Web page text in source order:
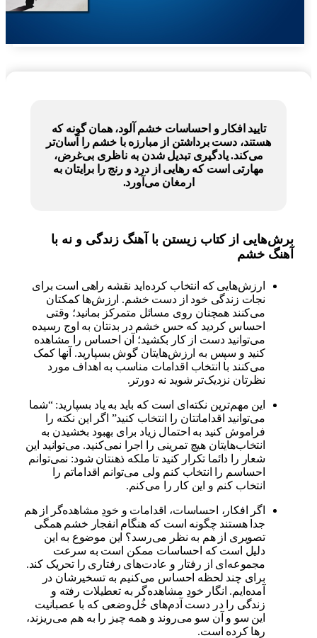
تایید افکار و احساسات خشم آلود، همان گونه که
هستند، دست برداشتن از مبارزه با خشم را آسان‌تر
می‌کند. یادگیری تبدیل شدن به ناظری بی‌غرض،
مهارتی است که رهایی از درد و رنج را برایتان به
ارمغان می‌آورد.
برش‌هایی از کتاب زیستن با آهنگ زندگی و نه با
آهنگ خشم
ارزش‌هایی که انتخاب کرده‌اید نقشه راهی است برای
نجات زندگی خود از دست خشم. ارزش‌ها کمکتان
می‌کنند همچنان روی مسائل متمرکز بمانید؛ وقتی
احساس کردید که حس خشم در بدنتان به اوج رسیده
می‌توانید دست از کار بکشید؛ آن احساس را مشاهده
کنید و سپس به ارزش‌هایتان گوش بسپارید. آنها کمک
می‌کنند با انتخاب اقدامات مناسب به اهداف مورد
نظرتان نزدیک‌تر شوید نه دورتر.
این مهم‌ترین نکته‌ای است که باید به یاد بسپارید: “شما
می‌توانید اقداماتتان را انتخاب کنید” اگر این نکته را
فراموش کنید به احتمال زیاد برای بهبود بخشیدن به
انتخاب‌هایتان هیچ تمرینی را اجرا نمی‌کنید. می‌توانید این
شعار را دائما تکرار کنید تا ملکه ذهنتان شود: نمی‌توانم
احساسم را انتخاب کنم ولی می‌توانم اقداماتم را
انتخاب کنم و این کار را می‌کنم.
اگر افکار، احساسات، اقدامات و خودِ مشاهده‌گر از هم
جدا هستند چگونه است که هنگام انفجار خشم همگی
تصویری از هم به نظر می‌رسد؟ این موضوع به این
دلیل است که احساسات ممکن است به سرعت
مجموعه‌ای از رفتار و عادت‌های رفتاری را تحریک کند.
برای چند لحظه احساس می‌کنیم به تسخیرشان در
آمده‌ایم. انگار خودِ مشاهده‌گر به تعطیلات رفته و
زندگی را در دست آدم‌های خُل‌وضعی که با عصبانیت
این سو و آن سو می‌روند و همه چیز را به هم می‌ریزند،
رها کرده است.